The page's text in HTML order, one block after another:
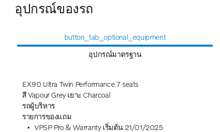
อุปกรณ์ของรถ
button_tab_optional_equipment
อุปกรณ์มาตรฐาน
EX90 Ultra Twin Performance 7 seats
สี Vapour Grey เยาะ Charcoal
รถผู้บริหาร
รายการของแถม
VPSP Pro & Warranty เริ่มต้น 21/01/2025